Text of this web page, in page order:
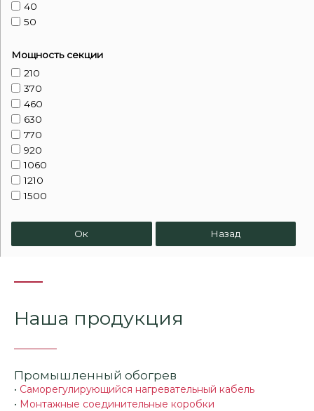
40
50
67.5
80
95
110
Мощность секции
210
370
460
630
770
920
1060
1210
1500
Ок Назад
Наша продукция
Промышленный обогрев
• Саморегулирующийся нагревательный кабель
• Монтажные соединительные коробки